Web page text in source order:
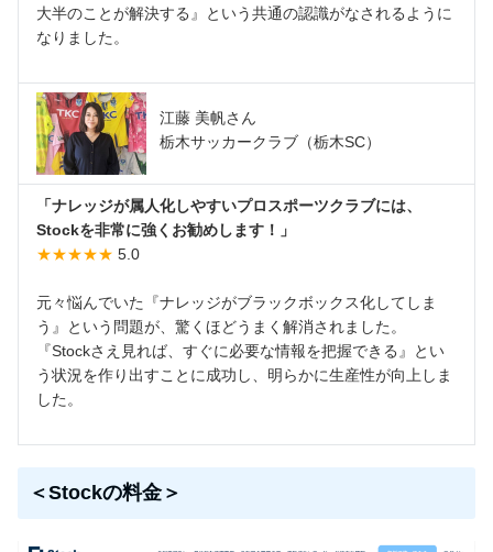
大半のことが解決する』という共通の認識がなされるように
なりました。
江藤 美帆さん
栃木サッカークラブ（栃木SC）
「ナレッジが属人化しやすいプロスポーツクラブには、
Stockを非常に強くお勧めします！」
★★★★★ 5.0
元々悩んでいた『ナレッジがブラックボックス化してしま
う』という問題が、驚くほどうまく解消されました。
『Stockさえ見れば、すぐに必要な情報を把握できる』とい
う状況を作り出すことに成功し、明らかに生産性が向上しま
した。
＜Stockの料金＞